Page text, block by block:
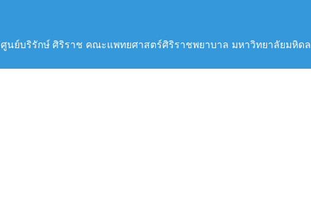
ศูนย์บริรักษ์ ศิริราช คณะแพทยศาสตร์ศิริราชพยาบาล มหาวิทยาลัยมหิดล